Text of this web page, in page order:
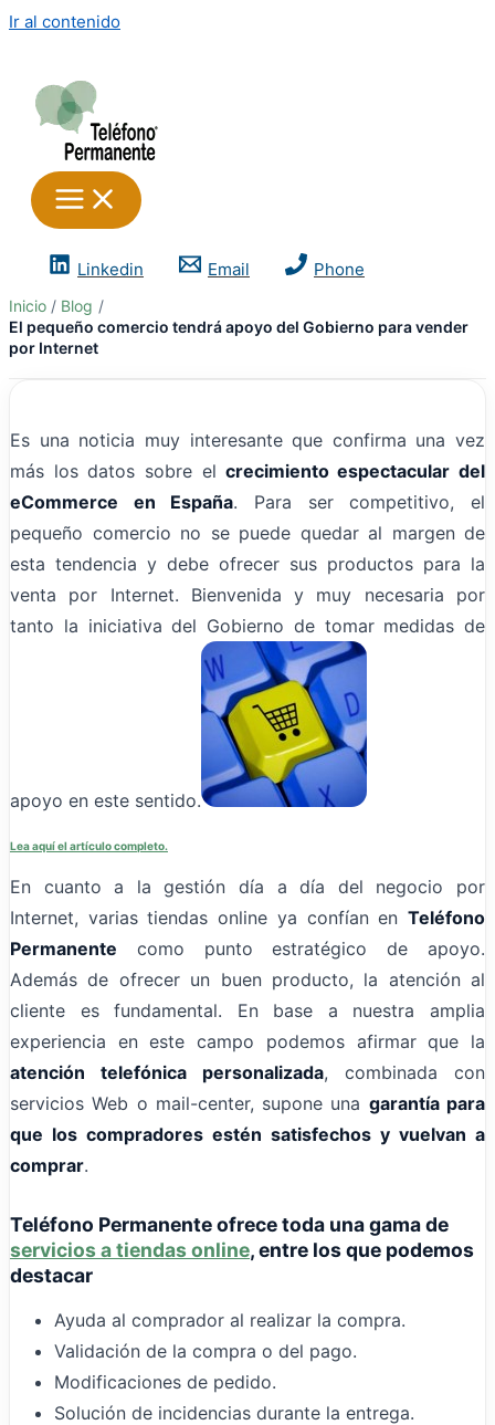
Ir al contenido
Linkedin Email Phone
Inicio
Blog
El pequeño comercio tendrá apoyo del Gobierno para vender
por Internet
Es una noticia muy interesante que confirma una vez
más los datos sobre el crecimiento espectacular del
eCommerce en España. Para ser competitivo, el
pequeño comercio no se puede quedar al margen de
esta tendencia y debe ofrecer sus productos para la
venta por Internet. Bienvenida y muy necesaria por
tanto la iniciativa del Gobierno de tomar medidas de
apoyo en este sentido.
Lea aquí el artículo completo.
En cuanto a la gestión día a día del negocio por
Internet, varias tiendas online ya confían en Teléfono
Permanente como punto estratégico de apoyo.
Además de ofrecer un buen producto, la atención al
cliente es fundamental. En base a nuestra amplia
experiencia en este campo podemos afirmar que la
atención telefónica personalizada, combinada con
servicios Web o mail-center, supone una garantía para
que los compradores estén satisfechos y vuelvan a
comprar.
Teléfono Permanenteofrece toda una gama de
servicios a tiendas online, entre los que podemos
destacar
Ayuda al comprador al realizar la compra.
Validación de la compra o del pago.
Modificaciones de pedido.
Solución de incidencias durante la entrega.